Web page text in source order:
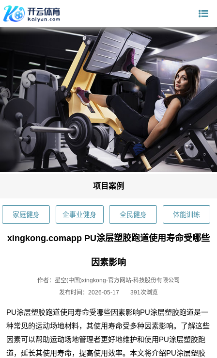
项目案例
家庭健身 企事业健身 全民健身 体能训练
xingkong.comapp PU涂层塑胶跑道使用寿命受哪些
因素影响
作者：星空(中国)xingkong·官方网站-科技股份有限公司
发布时间：2026-05-17
391次浏览
PU涂层塑胶跑道使用寿命受哪些因素影响PU涂层塑胶跑道是一
种常见的运动场地材料，其使用寿命受多种因素影响。了解这些
因素可以帮助运动场地管理者更好地维护和使用PU涂层塑胶跑
道，延长其使用寿命，提高使用效率。本文将介绍PU涂层塑胶